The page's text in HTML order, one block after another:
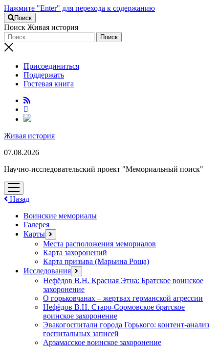
Нажмите "Enter" для перехода к содержанию
Поиск
Поиск Живая история
Присоединиться
Поддержать
Гостевая книга
RuTube
Живая история
07.08.2026
Научно-исследовательский проект "Мемориальный поиск"
открыть
меню
Назад
Воинские мемориалы
Галерея
Карты открыть
меню
Места расположения мемориалов
Карта захоронений
Карта призыва (Марьина Роща)
Исследования открыть
меню
Нефёдов В.Н. Красная Этна: Братское воинское
захоронение
О горьковчанах – жертвах германской агрессии
Нефёдов В.Н. Старо-Сормовское братское
воинское захоронение
Эвакогоспитали города Горького: контент-анализ
госпитальных записей
Арзамасское воинское захоронение